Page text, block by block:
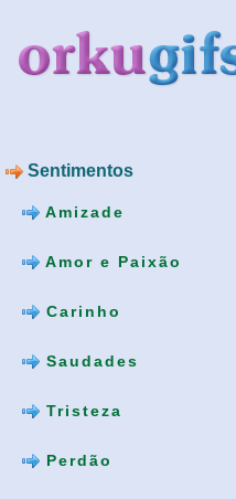
Sentimentos
Amizade
Amor e Paixão
Carinho
Saudades
Tristeza
Perdão